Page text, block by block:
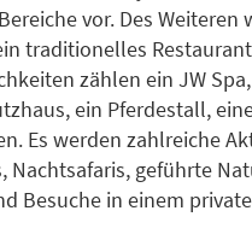
vor. Des
traditionelles
zählen ein JW
ein Pferdestall,
Es werden zahlreiche
Nachtsafaris, geführte
Besuche in einem